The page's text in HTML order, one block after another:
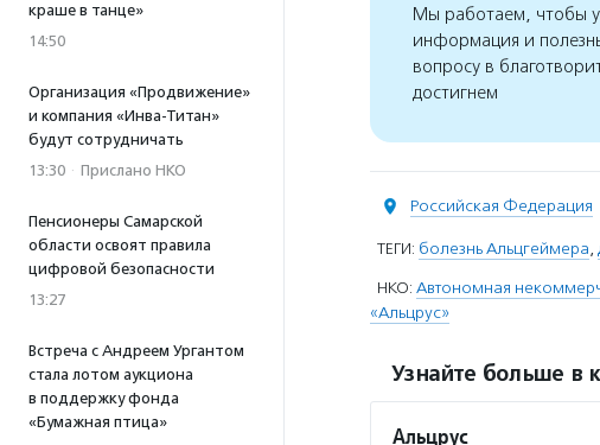
краше в танце»
14:50
Организация «Продвижение»
и компания «Инва-Титан»
будут сотрудничать
13:30 · Прислано НКО
Пенсионеры Самарской
области освоят правила
цифровой безопасности
13:27
Встреча с Андреем Ургантом
стала лотом аукциона
в поддержку фонда
«Бумажная птица»
Мы работаем, чтобы у
информация и
вопросу в
достигнем
Российская Федерация
ТЕГИ: болезнь Альцгеймера,
НКО: Автономная
«Альцрус»
Узнайте больше в
Альцрус